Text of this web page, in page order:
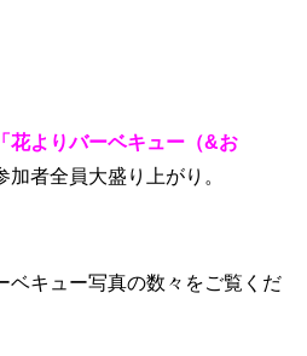
「花よりバーベキュー（&お
加者全員大盛り上がり。
ベキュー写真の数々をご覧くだ